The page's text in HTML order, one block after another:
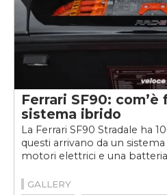
Ferrari SF90:
sistema ibrido
La Ferrari SF90 Stradale ha
questi arrivano da un
motori elettrici e una batteria
GALLERY